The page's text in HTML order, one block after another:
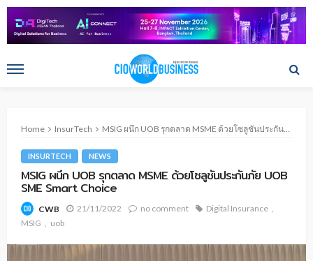
Home InsurTech MSIG ผนึก UOB รุกตลาด MSME ด้วยโซลูชันประกันภัย UOB SME Smart Choice
INSURTECH NEWS
MSIG ผนึก UOB รุกตลาด MSME ด้วยโซลูชันประกันภัย UOB
SME Smart Choice
CWB 21/11/2022 no comment
Digital Insurance
MSIG
uob